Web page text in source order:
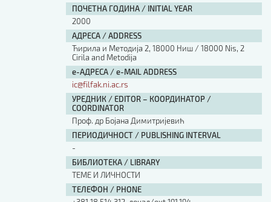
ПОЧЕТНА ГОДИНА / INITIAL YEAR
2000
АДРЕСА / ADDRESS
Ћирила и Методија 2, 18000 Ниш / 18000 Nis, 2
Cirila and Metodija
е-АДРЕСА / e-MAIL ADDRESS
ic@filfak.ni.ac.rs
УРЕДНИК / EDITOR – КООРДИНАТОР /
COORDINATOR
Проф. др Бојана Димитријевић
ПЕРИОДИЧНОСТ / PUBLISHING INTERVAL
-
БИБЛИОТЕКА / LIBRARY
ТЕМЕ И ЛИЧНОСТИ
ТЕЛЕФОН / PHONE